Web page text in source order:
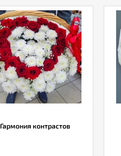
Гармония контрастов